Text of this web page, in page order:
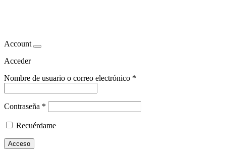
Account
Acceder
Nombre de usuario o correo electrónico *
Contraseña *
Recuérdame
Acceso